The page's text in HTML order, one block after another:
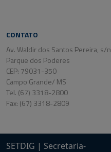
CONTATO
Av. Waldir dos Santos Pereira, s/n
Parque dos Poderes
CEP: 79031-350
Campo Grande/ MS
Tel. (67) 3318-2800
Fax: (67) 3318-2809
SETDIG | Secretaria-